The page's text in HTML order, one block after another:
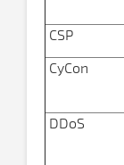
CSP
CyCon
DDoS